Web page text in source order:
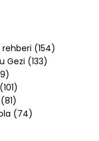
rehberi (154)
Gezi (133)
(101)
(81)
(74)